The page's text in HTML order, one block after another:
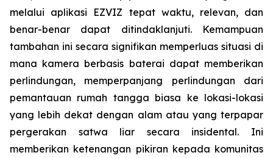
melalui aplikasi EZVIZ tepat waktu, relevan, dan
benar-benar dapat ditindaklanjuti. Kemampuan
tambahan ini secara signifikan memperluas situasi di
mana kamera berbasis baterai dapat memberikan
perlindungan, memperpanjang perlindungan dari
pemantauan rumah tangga biasa ke lokasi-lokasi
yang lebih dekat dengan alam atau yang terpapar
pergerakan satwa liar secara insidental. Ini
memberikan ketenangan pikiran kepada komunitas